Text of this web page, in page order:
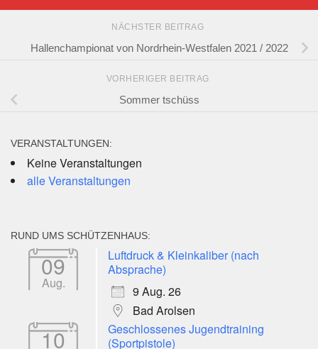
NÄCHSTER BEITRAG
Hallenchampionat von Nordrhein-Westfalen 2021 / 2022
VORHERIGER BEITRAG
Sommer tschüss
VERANSTALTUNGEN:
Keine Veranstaltungen
alle Veranstaltungen
RUND UMS SCHÜTZENHAUS:
09
Aug.
Luftdruck & Kleinkaliber (nach
Absprache)
9 Aug. 26
Bad Arolsen
10
Geschlossenes Jugendtraining
(Sportpistole)